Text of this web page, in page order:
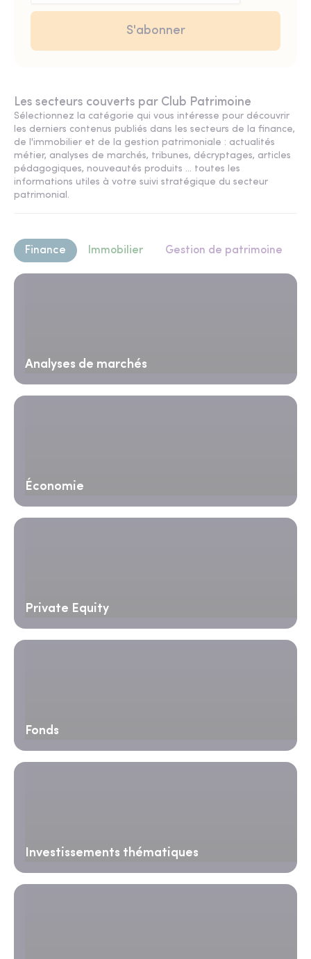
Les secteurs couverts par Club Patrimoine
Sélectionnez la catégorie qui vous intéresse pour découvrir
les derniers contenus publiés dans les secteurs de la finance,
de l'immobilier et de la gestion patrimoniale : actualités
métier, analyses de marchés, tribunes, décryptages, articles
pédagogiques, nouveautés produits ... toutes les
informations utiles à votre suivi stratégique du secteur
patrimonial.
Finance Immobilier Gestion de patrimoine
Analyses de marchés
Économie
Private Equity
Fonds
Investissements thématiques